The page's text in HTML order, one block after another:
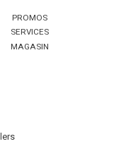
PROMOS
SERVICES
MAGASIN